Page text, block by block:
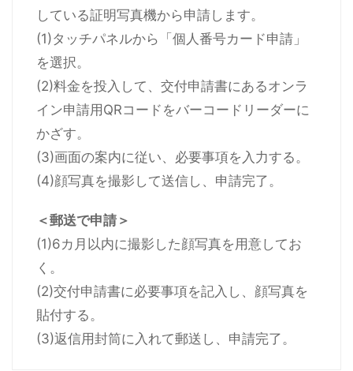
している証明写真機から申請します。
(1)タッチパネルから「個人番号カード申請」
を選択。
(2)料金を投入して、交付申請書にあるオンラ
イン申請用QRコードをバーコードリーダーに
かざす。
(3)画面の案内に従い、必要事項を入力する。
(4)顔写真を撮影して送信し、申請完了。
＜郵送で申請＞
(1)6カ月以内に撮影した顔写真を用意してお
く。
(2)交付申請書に必要事項を記入し、顔写真を
貼付する。
(3)返信用封筒に入れて郵送し、申請完了。